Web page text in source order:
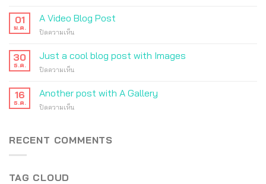
Gallery
Simple
Blog
01
ม.ค.
A Video Blog Post
ปิดความเห็น
Video
30
ธ.ค.
Just a cool blog post with Images
ปิดความเห็น
cool
Images
16
ธ.ค.
Another post with A Gallery
ปิดความเห็น
with
RECENT COMMENTS
TAG CLOUD